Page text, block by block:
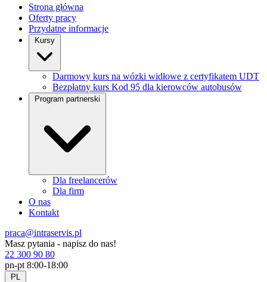
Strona główna
Oferty pracy
Przydatne informacje
Darmowy kurs na wózki widłowe z certyfikatem UDT
Bezpłatny kurs Kod 95 dla kierowców autobusów
Dla freelancerów
Dla firm
O nas
Kontakt
praca@intraservis.pl
Masz pytania - napisz do nas!
22 300 90 80
pn-pt 8:00-18:00
PL